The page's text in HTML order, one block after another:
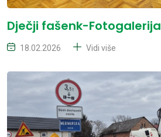
Dječji fašenk-Fotogalerija
18.02.2026 Vidi više